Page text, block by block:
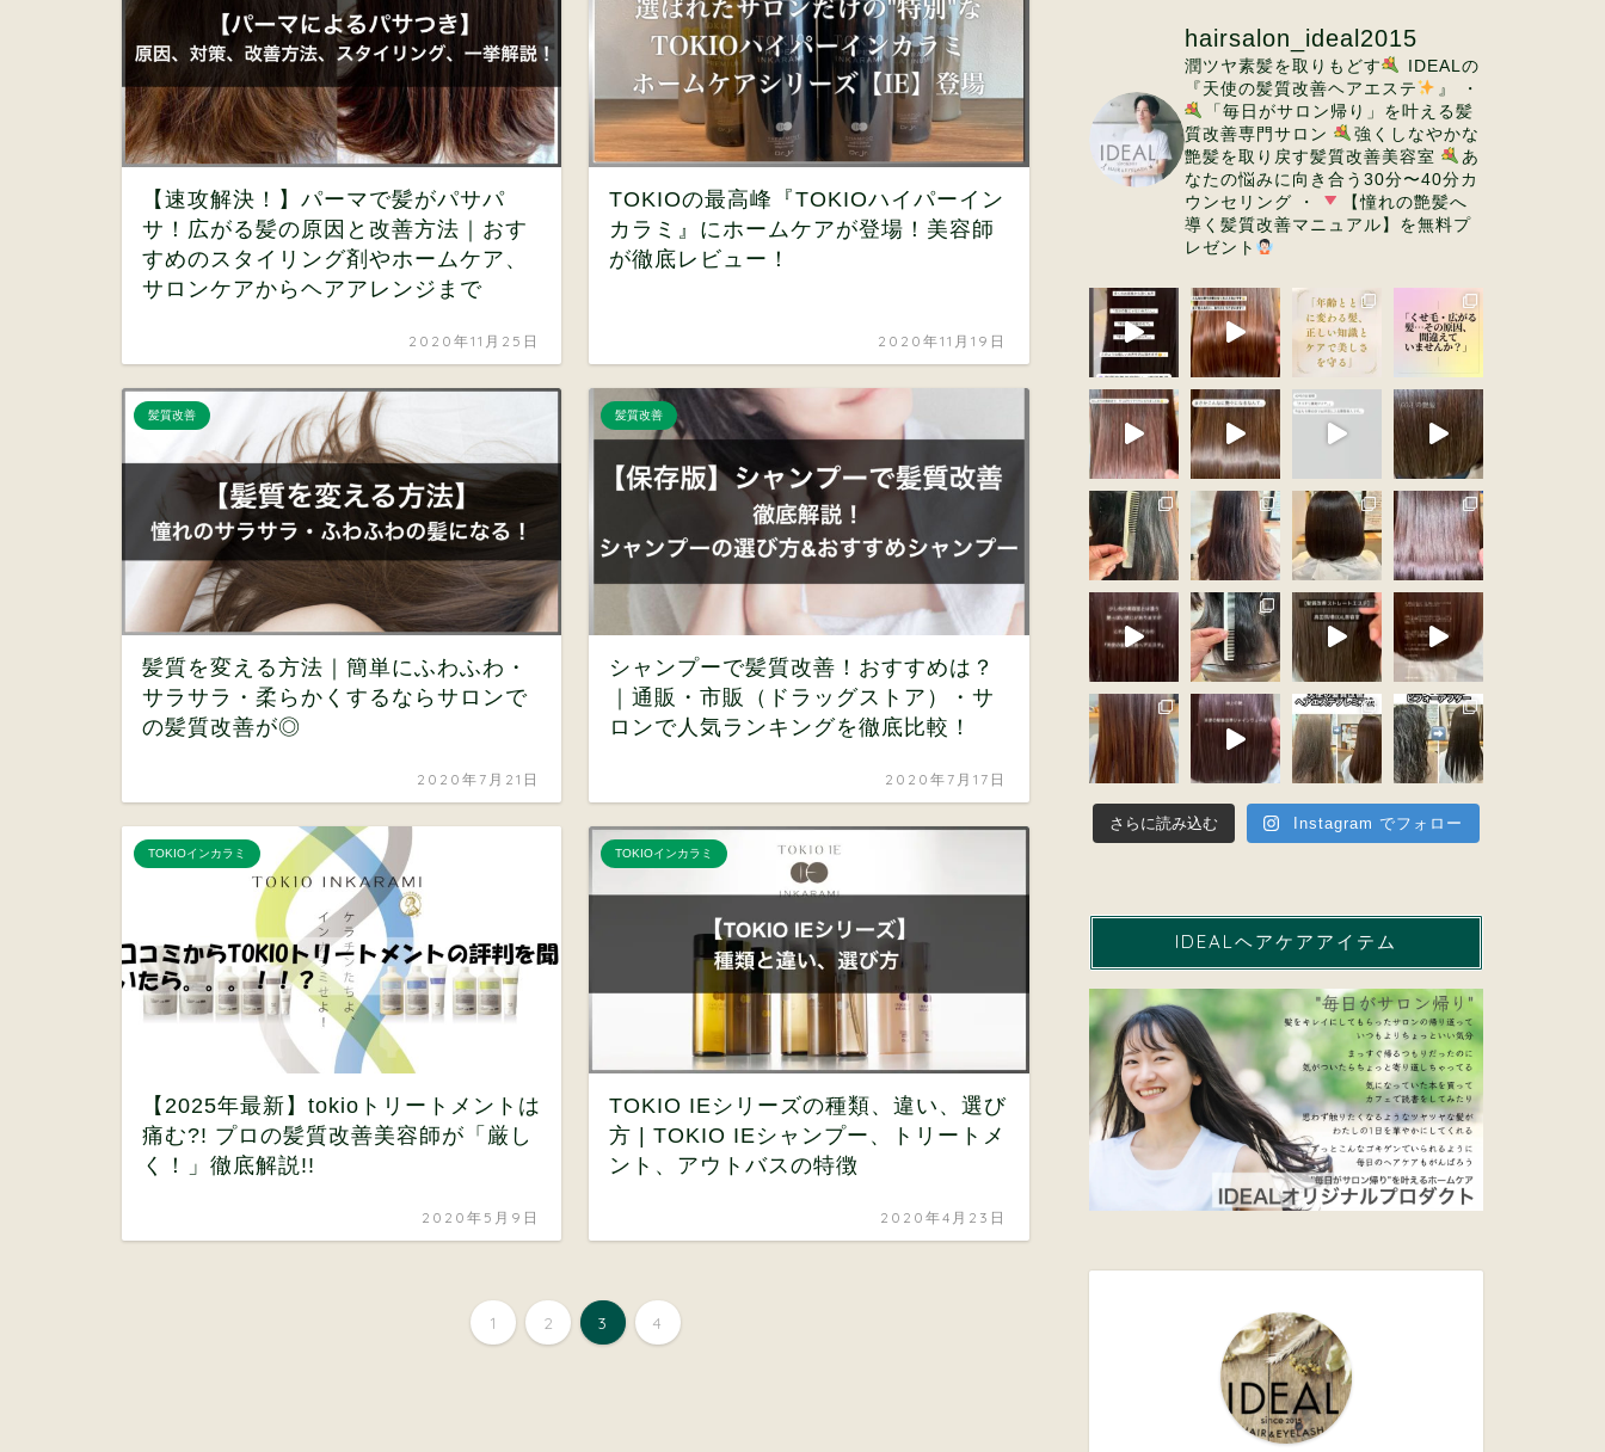
【速攻解決！】パーマで髪がパサパ
サ！広がる髪の原因と改善方法｜おす
すめのスタイリング剤やホームケア、
サロンケアからヘアアレンジまで
2020年11月25日
TOKIOの最高峰『TOKIOハイパーイン
カラミ』にホームケアが登場！美容師
が徹底レビュー！
2020年11月19日
髪質改善
髪質を変える方法｜簡単にふわふわ・
サラサラ・柔らかくするならサロンで
の髪質改善が◎
2020年7月21日
髪質改善
シャンプーで髪質改善！おすすめは？
｜通販・市販（ドラッグストア）・サ
ロンで人気ランキングを徹底比較！
2020年7月17日
TOKIOインカラミ
【2025年最新】tokioトリートメントは
痛む?! プロの髪質改善美容師が「厳し
く！」徹底解説!!
2020年5月9日
TOKIOインカラミ
TOKIO IEシリーズの種類、違い、選び
方 | TOKIO IEシャンプー、トリートメ
ント、アウトバスの特徴
2020年4月23日
1 2 3 4
hairsalon_ideal2015
潤ツヤ素髪を取りもどす
IDEALの
『天使の髪質改善ヘアエステ
』
・
「毎日がサロン帰り」を叶える髪
質改善専門サロン
強くしなやかな
艶髪を取り戻す髪質改善美容室
あ
なたの悩みに向き合う30分〜40分カ
ウンセリング ・
【憧れの艶髪へ
導く髪質改善マニュアル】を無料プ
レゼント
さらに読み込む Instagram でフォロー
IDEALヘアケアアイテム